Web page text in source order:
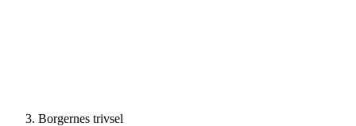
Borgernes trivsel